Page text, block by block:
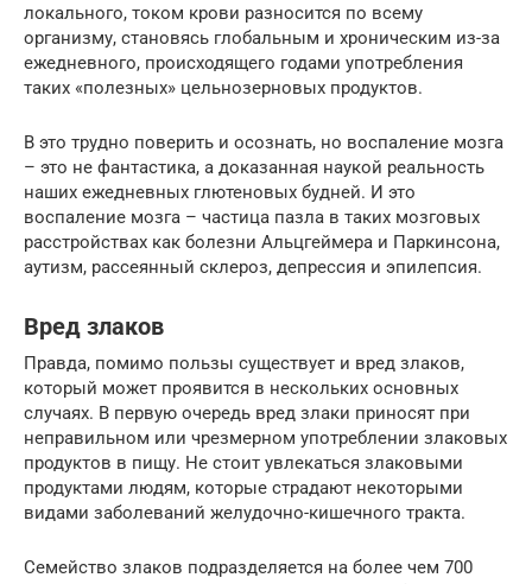
локального, током крови разносится по всему
организму, становясь глобальным и хроническим из-за
ежедневного, происходящего годами употребления
таких «полезных» цельнозерновых продуктов.
В это трудно поверить и осознать, но воспаление мозга
– это не фантастика, а доказанная наукой реальность
наших ежедневных глютеновых будней. И это
воспаление мозга – частица пазла в таких мозговых
расстройствах как болезни Альцгеймера и Паркинсона,
аутизм, рассеянный склероз, депрессия и эпилепсия.
Вред злаков
Правда, помимо пользы существует и вред злаков,
который может проявится в нескольких основных
случаях. В первую очередь вред злаки приносят при
неправильном или чрезмерном употреблении злаковых
продуктов в пищу. Не стоит увлекаться злаковыми
продуктами людям, которые страдают некоторыми
видами заболеваний желудочно-кишечного тракта.
Семейство злаков подразделяется на более чем 700